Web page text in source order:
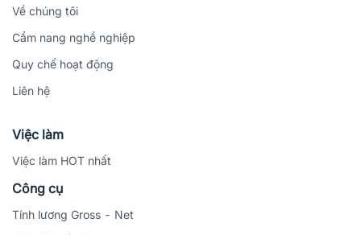
Về chúng tôi
Cẩm nang nghề nghiệp
Quy chế hoạt động
Liên hệ
Việc làm
Việc làm HOT nhất
Công cụ
Tính lương Gross - Net